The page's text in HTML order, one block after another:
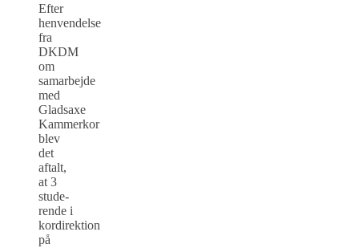
Efter
henvendelse
fra
DKDM
om
samarbejde
med
Gladsaxe
Kammerkor
blev
det
aftalt,
at 3
stude­
ren­de i
kordirektion
på